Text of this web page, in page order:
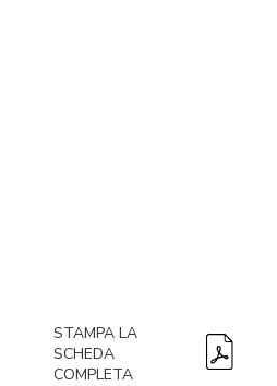
STAMPA LA
SCHEDA
COMPLETA